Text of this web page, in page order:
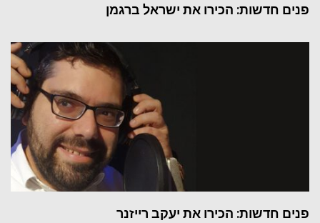
פנים חדשות: הכירו את ישראל ברגמן
פנים חדשות: הכירו את יעקב רייזנר